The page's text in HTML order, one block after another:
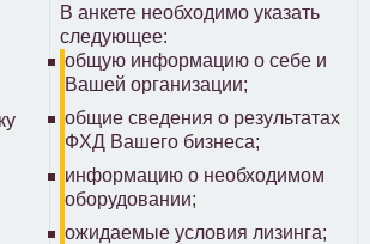
В анкете необходимо указать
следующее:
общую информацию о себе и
Вашей организации;
общие сведения о результатах
ФХД Вашего бизнеса;
информацию о необходимом
оборудовании;
ожидаемые условия лизинга;